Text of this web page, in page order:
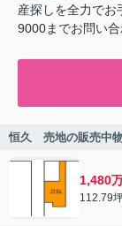
産探しを全力でお
9000までお問い合
恒久 売地の販売中
1,480
112.79